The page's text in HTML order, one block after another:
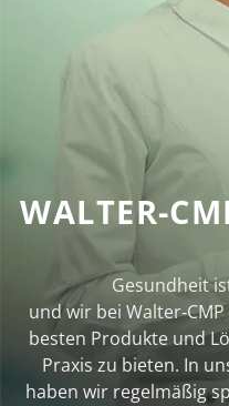
WALTER-
Gesundheit
und wir bei
besten Produkte und
Praxis zu bieten. In
haben wir regelmäßig